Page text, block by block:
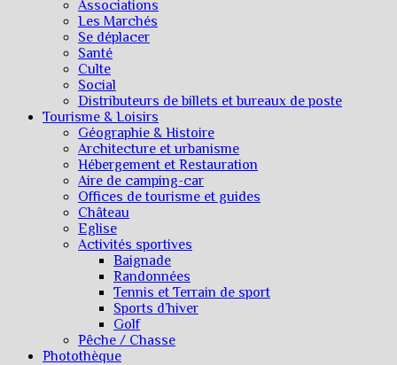
Associations
Les Marchés
Se déplacer
Santé
Culte
Social
Distributeurs de billets et bureaux de poste
Tourisme & Loisirs
Géographie & Histoire
Architecture et urbanisme
Hébergement et Restauration
Aire de camping-car
Offices de tourisme et guides
Château
Eglise
Activités sportives
Baignade
Randonnées
Tennis et Terrain de sport
Sports d’hiver
Golf
Pêche / Chasse
Photothèque